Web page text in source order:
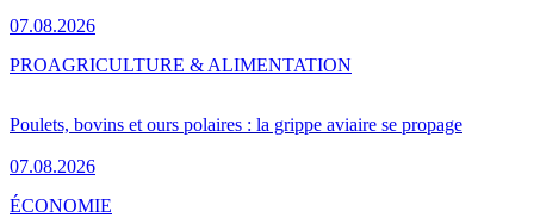
07.08.2026
Poulets, bovins et ours polaires : la grippe aviaire se propage
07.08.2026
PROAGRICULTURE & ALIMENTATION
ÉCONOMIE